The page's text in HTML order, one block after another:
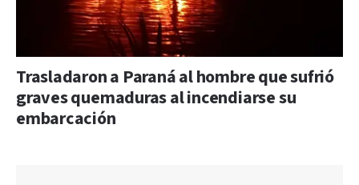
Trasladaron a Paraná al hombre que sufrió
graves quemaduras al incendiarse su
embarcación